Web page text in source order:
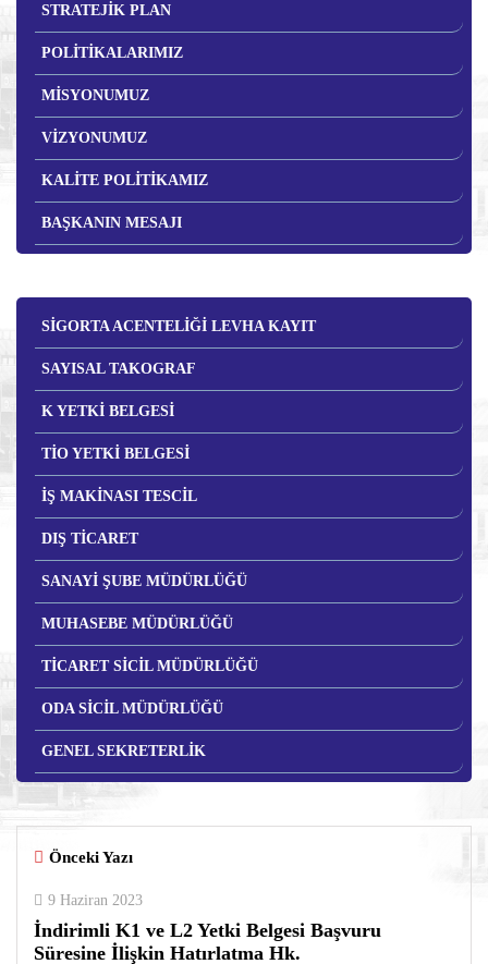
STRATEJİK PLAN
POLİTİKALARIMIZ
MİSYONUMUZ
VİZYONUMUZ
KALİTE POLİTİKAMIZ
BAŞKANIN MESAJI
SİGORTA ACENTELİĞİ LEVHA KAYIT
SAYISAL TAKOGRAF
K YETKİ BELGESİ
TİO YETKİ BELGESİ
İŞ MAKİNASI TESCİL
DIŞ TİCARET
SANAYİ ŞUBE MÜDÜRLÜĞÜ
MUHASEBE MÜDÜRLÜĞÜ
TİCARET SİCİL MÜDÜRLÜĞÜ
ODA SİCİL MÜDÜRLÜĞÜ
GENEL SEKRETERLİK
Önceki Yazı
9 Haziran 2023
İndirimli K1 ve L2 Yetki Belgesi Başvuru
Süresine İlişkin Hatırlatma Hk.